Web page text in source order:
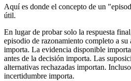
Aquí es donde el concepto de un
útil.
En lugar de probar solo la respuesta
episodio de razonamiento completo a
importa. La evidencia disponible
antes de la decisión importa. Las
alternativas rechazadas importan.
incertidumbre importa.